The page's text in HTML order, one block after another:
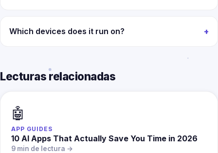
Which devices does it run on?
Lecturas relacionadas
🤖
APP GUIDES
10 AI Apps That Actually Save You Time in 2026
9 min de lectura →